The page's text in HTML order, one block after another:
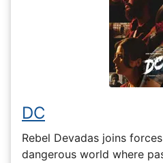
DC
Rebel Devadas joins
dangerous world where